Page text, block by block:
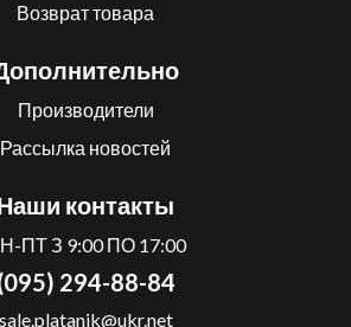
Возврат товара
Производители
Рассылка новостей
контакты
ПТ З 9:00 ПО 17:00
294-88-84
sale.platanik@ukr.net